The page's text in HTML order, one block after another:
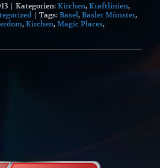
| Kategorien: Kirchen, Kraftlinien,
| Tags: Basel, Basler Münster,
, Kirchen, Magic Places,